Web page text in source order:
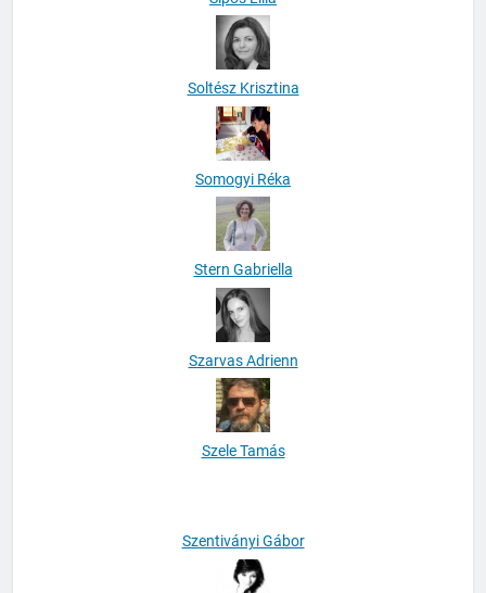
Sipos Lilla
Soltész Krisztina
Somogyi Réka
Stern Gabriella
Szarvas Adrienn
Szentiványi Gábor